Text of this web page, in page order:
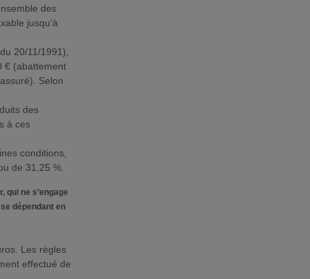
des
jusqu’à
20/11/1991),
€ (abattement
Selon
des
à ces
conditions,
de 31,25 %.
qui ne s’engage
dépendant en
Les règles
effectué de